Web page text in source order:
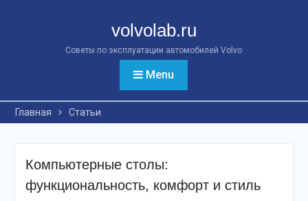
volvolab.ru
Советы по эксплуатации автомобилей Volvo
Menu
Главная Статьи
Компьютерные столы:
функциональность, комфорт и стиль